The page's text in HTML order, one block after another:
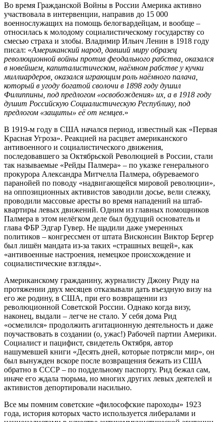
Во время Гражданской Войны в России Америка активно
участвовала в интервенции, направив до 15 000
военнослужащих на помощь белогвардейцам, и вообще –
относилась к молодому социалистическому государству со
смесью страха и злобы. Владимир Ильич Ленин в 1918 году
писал: «Американский народ, давший миру образец
революционной войны против феодального рабства, оказался
в новейшем, капиталистическом, наёмном рабстве у кучки
миллиардеров, оказался играющим роль наёмного палача,
который в угоду богатой сволочи в 1898 году душил
Филиппины, под предлогом «освобождения» их, а в 1918 году
душит Российскую Социалистическую Республику, под
предлогом «защиты» её от немцев.»
В 1919-м году в США начался период, известный как «Первая
Красная Угроза». Реакцией на расцвет американского
антивоенного и социалистического движения,
последовавшего за Октябрьской Революцией в России, стали
так называемые «Рейды Палмера» – по указке генерального
прокурора Александра Митчелла Палмера, обуреваемого
паранойей по поводу «надвигающейся мировой революции»,
на оппозиционных активистов заводили досье, вели слежку,
проводили массовые аресты во время нападений на штаб-
квартиры левых движений. Одним из главных помощников
Палмера в этом нелёгком деле был будущий основатель и
глава ФБР Эдгар Гувер. Не щадили даже умеренных
политиков – конгрессмен от штата Висконсин Виктор Бергер
был лишён мандата из-за таких «страшных вещей», как
«антивоенные настроения, немецкое происхождение и
социалистические взгляды».
Американскому гражданину, журналисту Джону Риду на
протяжении двух месяцев отказывали дать въездную визу на
его же родину, в США, при его возвращении из
революционной Советской России. Однако когда визу,
наконец, выдали – легче не стало. У себя дома Рид
«осмелился» продолжить агитационную деятельность и даже
поучаствовать в создании (о, ужас!) Рабочей партии Америки.
Социалист и пацифист, свидетель Октября, автор
нашумевшей книги «Десять дней, которые потрясли мир», он
был вынужден вскоре после возвращения бежать из США
обратно в СССР – по поддельному паспорту. Рид бежал сам,
иначе его ждала тюрьма, но многих других левых деятелей и
активистов депортировали насильно.
Все мы помним советские «философские пароходы» 1923
года, история которых часто используется либералами и